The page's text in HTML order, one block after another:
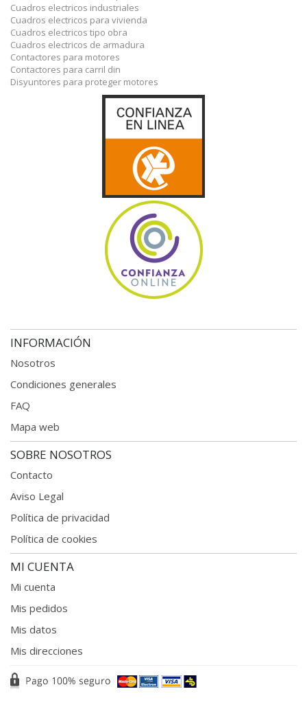
Cuadros electricos industriales
Cuadros electricos para vivienda
Cuadros electricos tipo obra
Cuadros electricos de armadura
Contactores para motores
Contactores para carril din
Disyuntores para proteger motores
INFORMACIÓN
Nosotros
Condiciones generales
FAQ
Mapa web
SOBRE NOSOTROS
Contacto
Aviso Legal
Política de privacidad
Política de cookies
MI CUENTA
Mi cuenta
Mis pedidos
Mis datos
Mis direcciones